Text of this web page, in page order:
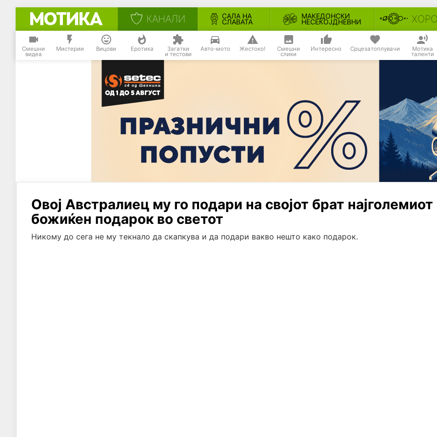
КАНАЛИ САЛА НА
СЛАВАТА
МАКЕДОНСКИ
НЕСЕКОЈДНЕВНИ
Смешни
видеа
Мистерии Вицови Еротика Загатки
и тестови
Авто-мото Жестоко! Смешни
слики
Интересно Срцезатоплувачи Мотика
таленти
Овој Австралиец му го подари на својот брат најголемиот
божиќен подарок во светот
Никому до сега не му текнало да скапкува и да подари вакво нешто како подарок.